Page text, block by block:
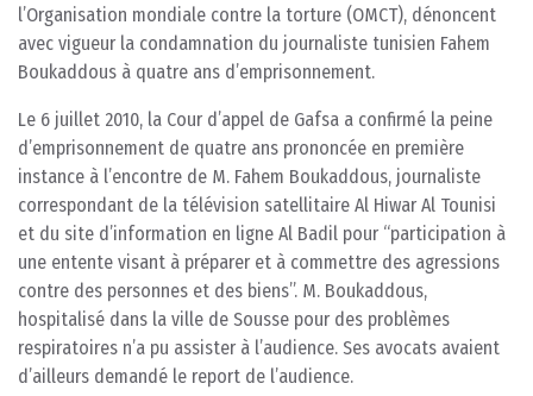
l’Organisation mondiale contre la torture (OMCT), dénoncent
avec vigueur la condamnation du journaliste tunisien Fahem
Boukaddous à quatre ans d’emprisonnement.
Le 6 juillet 2010, la Cour d’appel de Gafsa a confirmé la peine
d’emprisonnement de quatre ans prononcée en première
instance à l’encontre de M. Fahem Boukaddous, journaliste
correspondant de la télévision satellitaire Al Hiwar Al Tounisi
et du site d’information en ligne Al Badil pour “participation à
une entente visant à préparer et à commettre des agressions
contre des personnes et des biens”. M. Boukaddous,
hospitalisé dans la ville de Sousse pour des problèmes
respiratoires n’a pu assister à l’audience. Ses avocats avaient
d’ailleurs demandé le report de l’audience.